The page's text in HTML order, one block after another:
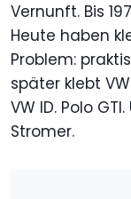
Vernunft. Bis
Heute haben
Problem:
später klebt
VW ID. Polo
Stromer.